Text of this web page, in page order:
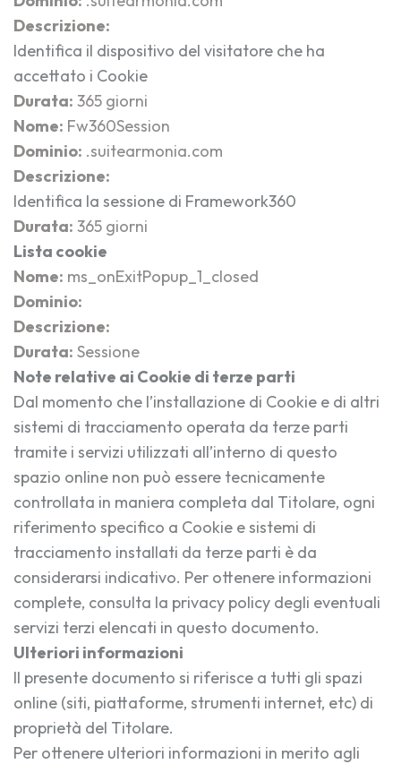
Descrizione:
Identifica il dispositivo del visitatore che ha
accettato i Cookie
Durata: 365 giorni
Nome: Fw360Session
Dominio: .suitearmonia.com
Descrizione:
Identifica la sessione di Framework360
Durata: 365 giorni
Lista cookie
Nome: ms_onExitPopup_1_closed
Dominio:
Descrizione:
Durata: Sessione
Note relative ai Cookie di terze parti
Dal momento che l’installazione di Cookie e di altri
sistemi di tracciamento operata da terze parti
tramite i servizi utilizzati all’interno di questo
spazio online non può essere tecnicamente
controllata in maniera completa dal Titolare, ogni
riferimento specifico a Cookie e sistemi di
tracciamento installati da terze parti è da
considerarsi indicativo. Per ottenere informazioni
complete, consulta la privacy policy degli eventuali
servizi terzi elencati in questo documento.
Ulteriori informazioni
Il presente documento si riferisce a tutti gli spazi
online (siti, piattaforme, strumenti internet, etc) di
proprietà del Titolare.
Per ottenere ulteriori informazioni in merito agli